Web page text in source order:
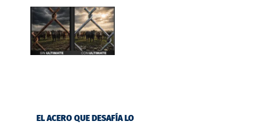
EL ACERO QUE DESAFÍA LO